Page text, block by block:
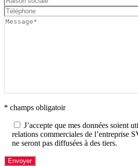
* champs obligatoir
J’accepte que mes données soient
relations commerciales de l’entreprise
ne seront pas diffusées à des tiers.